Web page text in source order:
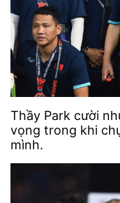
Thầy Park cười
vọng trong khi
mình.